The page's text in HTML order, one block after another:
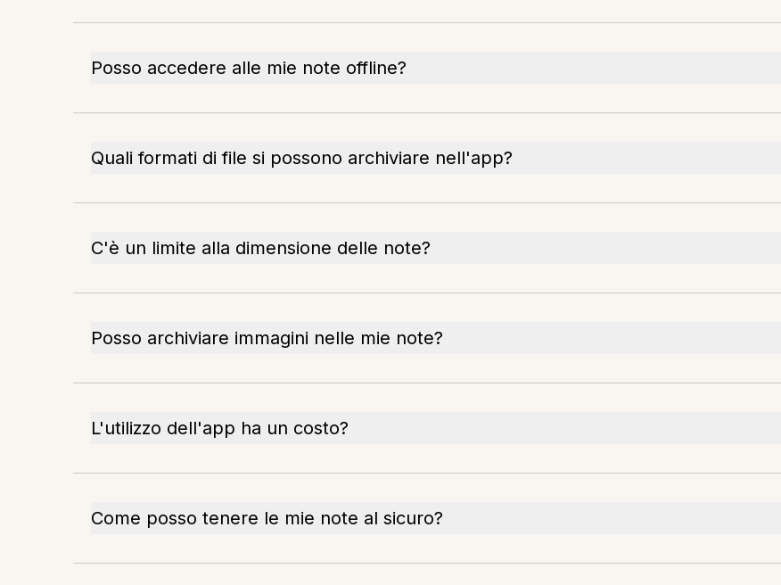
Posso accedere alle mie note offline?
Quali formati di file si possono archiviare nell'app?
C'è un limite alla dimensione delle note?
Posso archiviare immagini nelle mie note?
L'utilizzo dell'app ha un costo?
Come posso tenere le mie note al sicuro?